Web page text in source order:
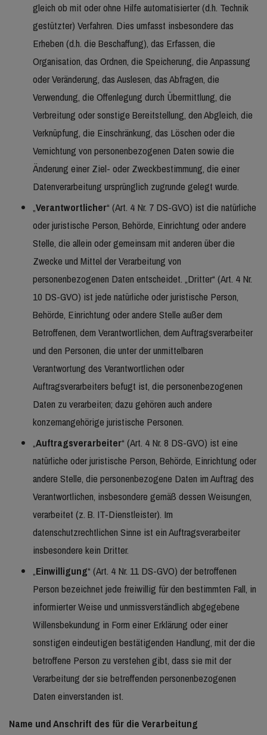
gleich ob mit oder ohne Hilfe automatisierter (d.h. Technik
gestützter) Verfahren. Dies umfasst insbesondere das
Erheben (d.h. die Beschaffung), das Erfassen, die
Organisation, das Ordnen, die Speicherung, die Anpassung
oder Veränderung, das Auslesen, das Abfragen, die
Verwendung, die Offenlegung durch Übermittlung, die
Verbreitung oder sonstige Bereitstellung, den Abgleich, die
Verknüpfung, die Einschränkung, das Löschen oder die
Vernichtung von personenbezogenen Daten sowie die
Änderung einer Ziel- oder Zweckbestimmung, die einer
Datenverarbeitung ursprünglich zugrunde gelegt wurde.
„Verantwortlicher“ (Art. 4 Nr. 7 DS-GVO) ist die natürliche
oder juristische Person, Behörde, Einrichtung oder andere
Stelle, die allein oder gemeinsam mit anderen über die
Zwecke und Mittel der Verarbeitung von
personenbezogenen Daten entscheidet. „Dritter“ (Art. 4 Nr.
10 DS-GVO) ist jede natürliche oder juristische Person,
Behörde, Einrichtung oder andere Stelle außer dem
Betroffenen, dem Verantwortlichen, dem Auftragsverarbeiter
und den Personen, die unter der unmittelbaren
Verantwortung des Verantwortlichen oder
Auftragsverarbeiters befugt ist, die personenbezogenen
Daten zu verarbeiten; dazu gehören auch andere
konzernangehörige juristische Personen.
„Auftragsverarbeiter“ (Art. 4 Nr. 8 DS-GVO) ist eine
natürliche oder juristische Person, Behörde, Einrichtung oder
andere Stelle, die personenbezogene Daten im Auftrag des
Verantwortlichen, insbesondere gemäß dessen Weisungen,
verarbeitet (z. B. IT-Dienstleister). Im
datenschutzrechtlichen Sinne ist ein Auftragsverarbeiter
insbesondere kein Dritter.
„Einwilligung“ (Art. 4 Nr. 11 DS-GVO) der betroffenen
Person bezeichnet jede freiwillig für den bestimmten Fall, in
informierter Weise und unmissverständlich abgegebene
Willensbekundung in Form einer Erklärung oder einer
sonstigen eindeutigen bestätigenden Handlung, mit der die
betroffene Person zu verstehen gibt, dass sie mit der
Verarbeitung der sie betreffenden personenbezogenen
Daten einverstanden ist.
Name und Anschrift des für die Verarbeitung